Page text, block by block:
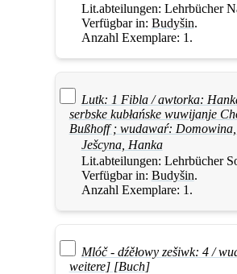
Lit.abteilungen: Lehrbücher
Verfügbar in: Budyšin.
Anzahl Exemplare: 1.
Lutk: 1 Fibla / awtorka:
serbske kubłańske wuwijanje
Bußhoff ; wudawaŕ:
Ješcyna, Hanka
Lit.abteilungen: Lehrbücher
Verfügbar in: Budyšin.
Anzahl Exemplare: 1.
Mlóč - dźěłowy zešiwk: 4 /
weitere] [Buch]